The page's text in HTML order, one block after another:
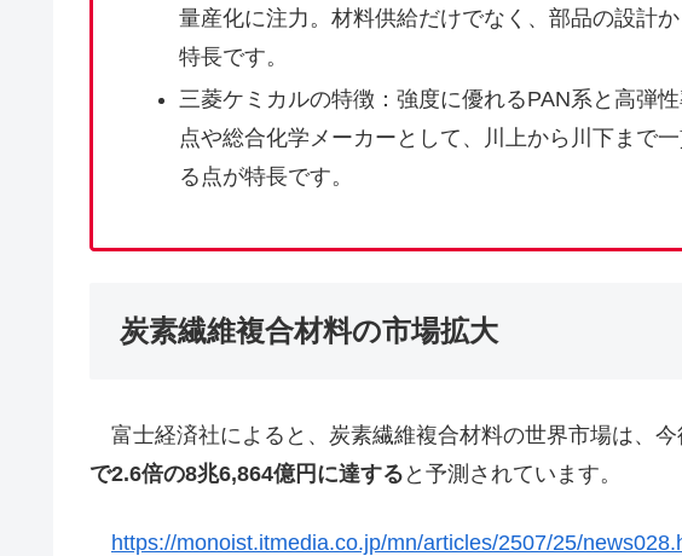
量産化に注力。材料供給だけでなく、部品の設計
特長です。
三菱ケミカルの特徴：強度に優れるPAN系と高弾
点や総合化学メーカーとして、川上から川下まで
る点が特長です。
炭素繊維複合材料の市場拡大
富士経済社によると、炭素繊維複合材料の世界市場は、今
で2.6倍の8兆6,864億円に達する と予測されています。
https://monoist.itmedia.co.jp/mn/articles/2507/25/